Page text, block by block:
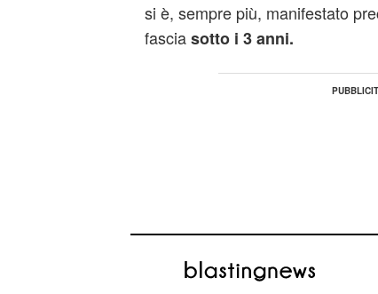
si è, sempre più, manifestato
fasciasotto i 3 anni.